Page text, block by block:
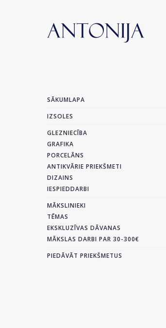
SĀKUMLAPA
IZSOLES
GLEZNIECĪBA
GRAFIKA
PORCELĀNS
ANTIKVĀRIE PRIEKŠMETI
DIZAINS
IESPIEDDARBI
MĀKSLINIEKI
TĒMAS
EKSKLUZĪVAS DĀVANAS
MĀKSLAS DARBI PAR 30-300€
PIEDĀVĀT PRIEKŠMETUS